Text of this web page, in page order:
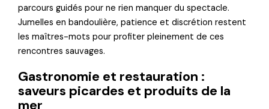
parcours guidés pour ne rien manquer du spectacle.
Jumelles en bandoulière, patience et discrétion restent
les maîtres-mots pour profiter pleinement de ces
rencontres sauvages.
Gastronomie et restauration :
saveurs picardes et produits de la
mer